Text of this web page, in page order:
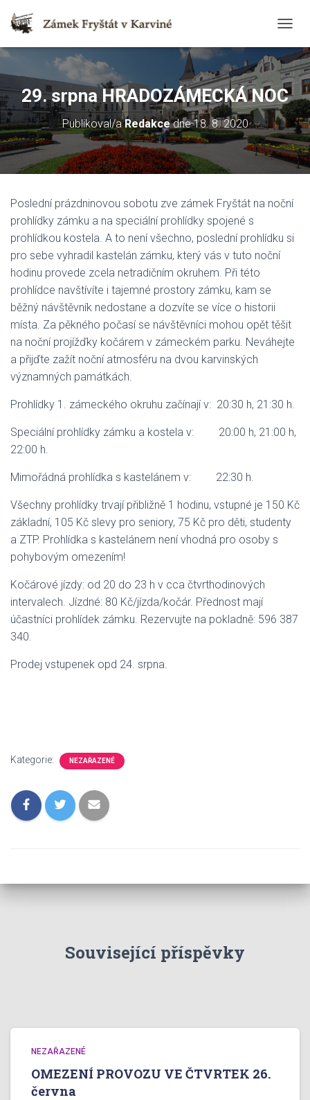
O
G
G
L
E
N
A
V
I
G
I
29. srpna HRADOZÁMECKÁ NOC
Publikoval/aRedakcedne18. 8. 2020
Poslední prázdninovou sobotu zve zámek Fryštát na noční
prohlídky zámku a na speciální prohlídky spojené s
prohlídkou kostela. A to není všechno, poslední prohlídku si
pro sebe vyhradil kastelán zámku, který vás v tuto noční
hodinu provede zcela netradičním okruhem. Při této
prohlídce navštívíte i tajemné prostory zámku, kam se
běžný návštěvník nedostane a dozvíte se více o historii
místa. Za pěkného počasí se návštěvníci mohou opět těšit
na noční projížďky kočárem v zámeckém parku. Neváhejte
a přijďte zažít noční atmosféru na dvou karvinských
významných památkách.
Prohlídky 1. zámeckého okruhu začínají v: 20:30 h, 21:30 h.
Speciální prohlídky zámku a kostela v: 20:00 h, 21:00 h,
22:00 h.
Mimořádná prohlídka s kastelánem v: 22:30 h.
Všechny prohlídky trvají přibližně 1 hodinu, vstupné je 150 Kč
základní, 105 Kč slevy pro seniory, 75 Kč pro děti, studenty
a ZTP. Prohlídka s kastelánem není vhodná pro osoby s
pohybovým omezením!
Kočárové jízdy: od 20 do 23 h v cca čtvrthodinových
intervalech. Jízdné: 80 Kč/jízda/kočár. Přednost mají
účastníci prohlídek zámku. Rezervujte na pokladně: 596 387
340.
Prodej vstupenek opd 24. srpna.
Kategorie: NEZAŘAZENÉ
Související příspěvky
NEZAŘAZENÉ
OMEZENÍ PROVOZU VE ČTVRTEK 26.
června